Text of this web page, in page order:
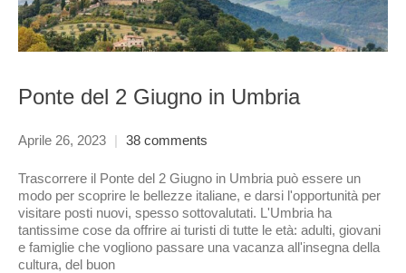
Ponte del 2 Giugno in Umbria
Aprile 26, 2023 38 comments
Trascorrere il Ponte del 2 Giugno in Umbria può essere un
modo per scoprire le bellezze italiane, e darsi l'opportunità per
visitare posti nuovi, spesso sottovalutati. L'Umbria ha
tantissime cose da offrire ai turisti di tutte le età: adulti, giovani
e famiglie che vogliono passare una vacanza all'insegna della
cultura, del buon